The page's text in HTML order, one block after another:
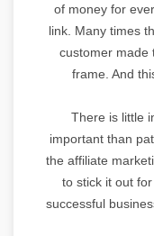
of money for
link. Many times
customer made
frame. And
There is little
important than
the affiliate
to stick it out
successful